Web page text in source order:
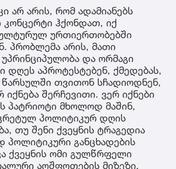
არ არის, რომ ადამიანებს
ჰქონდათ, იქ
ურთიერთობებში
პრობლემა არის, მათი
და ორმაგი
დღეს აპროტესტებენ, ქმედებას,
თვითონ სჩადიოდნენ,
იქნება შერჩევითი. ვერ იქნები
პატრიოტი მხოლოდ მაშინ,
პოლიტიკურ დღის
თუ შენი ქვეყნის ტრაგედია
განცხადების
ქვეყნის ომი გულწრფელი
აღშფოთების მიზეზი,